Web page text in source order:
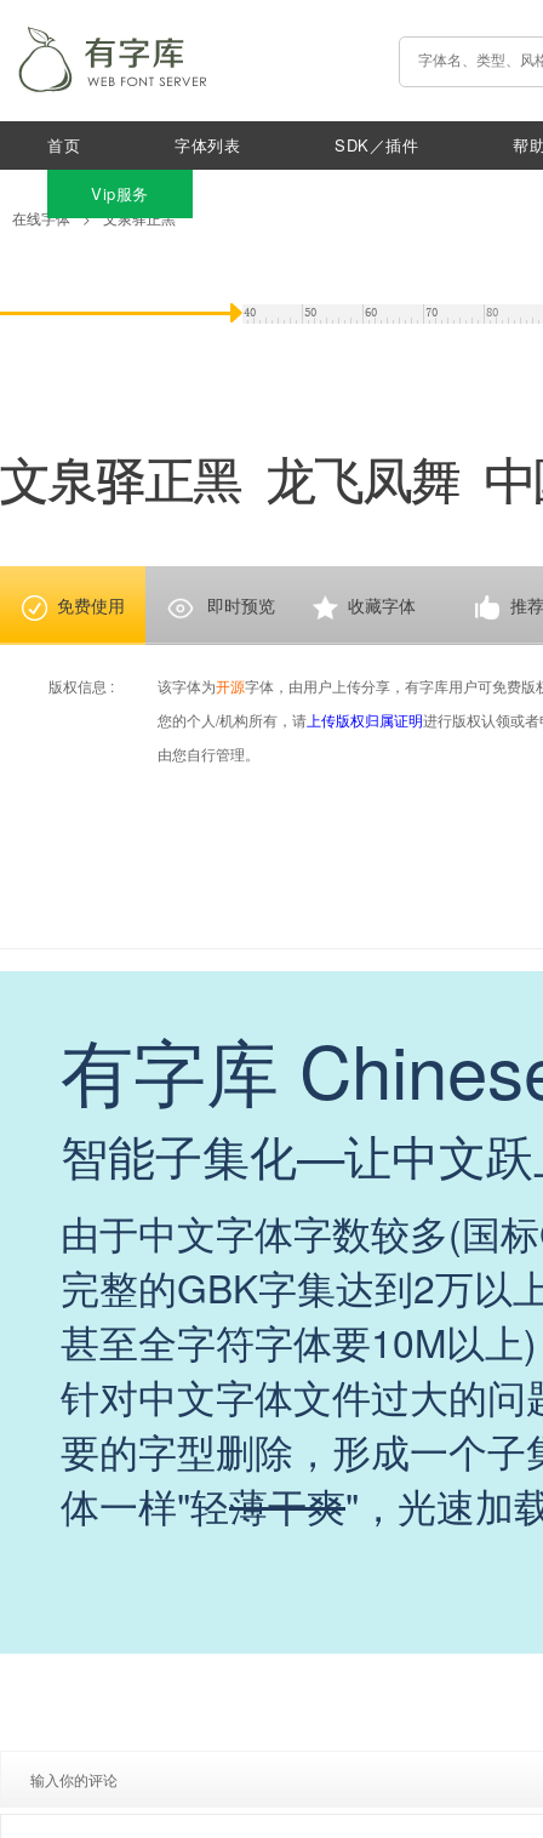
首页 字体列表 SDK／插件 帮
Vip服务
在线字体 > 文泉驿正黑
文泉驿正黑 龙飞凤舞 中
免费使用 即时预览 收藏字体 推荐
版权信息 : 该字体为开源字体，由用户上传分享，有字库用户可免费
您的个人/机构所有，请 上传版权归属证明进行版权认领或
由您自行管理。
有字库
智能子集化—让中文
由于中文字体字数较多(国
完整的GBK字集达到2万以
甚至全字符字体要10M以
针对中文字体文件过大的
要的字型删除，形成一个
体一样"轻薄干爽"，光速加
输入你的评论